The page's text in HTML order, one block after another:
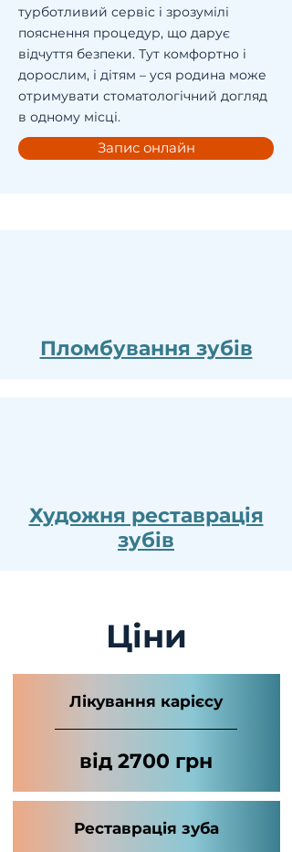
турботливий сервіс і зрозумілі
пояснення процедур, що дарує
відчуття безпеки. Тут комфортно і
дорослим, і дітям – уся родина може
отримувати стоматологічний догляд
в одному місці.
Запис онлайн
Пломбування зубів
Художня реставрація
зубів
Ціни
Лікування карієсу
від 2700 грн
Реставрація зуба